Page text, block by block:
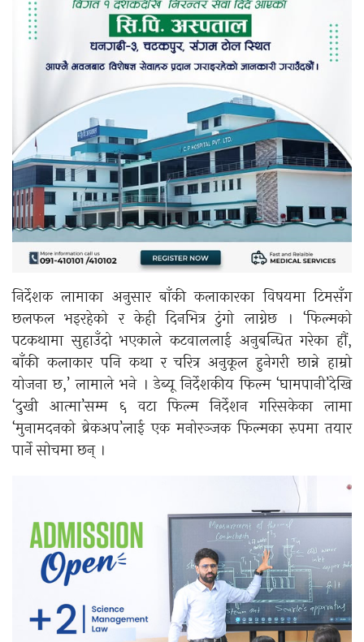
निर्देशक लामाका अनुसार बाँकी कलाकारका विषयमा टिमसँग
छलफल भइरहेको र केही दिनभित्र टुंगो लाग्नेछ । ‘फिल्मको
पटकथामा सुहाउँदो भएकाले कटवाललाई अनुबन्धित गरेका हौं,
बाँकी कलाकार पनि कथा र चरित्र अनुकूल हुनेगरी छान्ने हाम्रो
योजना छ,’ लामाले भने । डेब्यू निर्देशकीय फिल्म ‘घामपानी’देखि
‘दुखी आत्मा’सम्म ६ वटा फिल्म निर्देशन गरिसकेका लामा
‘मुनामदनको ब्रेकअप’लाई एक मनोरञ्जक फिल्मका रुपमा तयार
पार्ने सोचमा छन् ।